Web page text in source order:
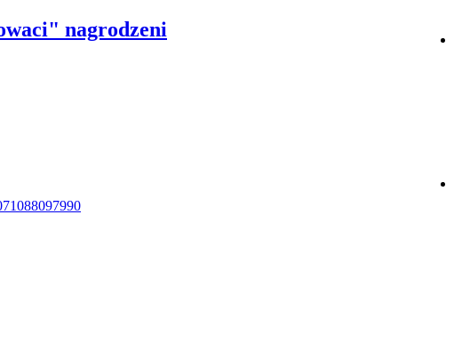
nagrodzeni